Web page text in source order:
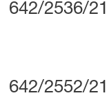
642/2536/21
642/2552/21